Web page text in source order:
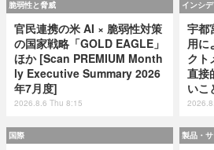
脆弱性と脅威
官民連携の米 AI × 脆弱性対策
の国家戦略「GOLD EAGLE」
ほか [Scan PREMIUM Month
ly Executive Summary 2026
年7月度]
2026.8.6 Thu 8:15
インシ
宇都
用に
クト
直接
いこ
国際 製品・